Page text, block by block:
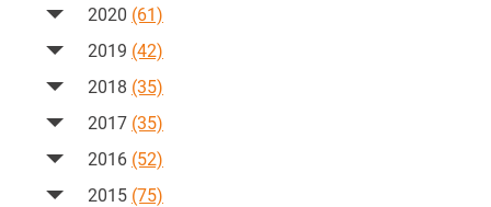
2020 (61)
2019 (42)
2018 (35)
2017 (35)
2016 (52)
2015 (75)